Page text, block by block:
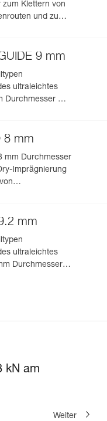
zum Klettern von
und zum
9 mm
ultraleichtes
Durchmesser mit
8 mm
mm Durchmesser
Imprägnierung
mm
ultraleichtes
Durchmesser
kN am
Weiter